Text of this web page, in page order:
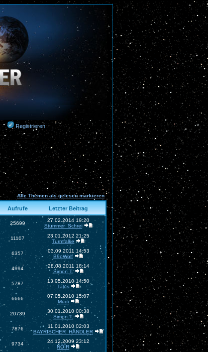
Registrieren
Alle Themen als gelesen markieren
Aufrufe
Letzter Beitrag
25699
27.02.2014 19:20
Stummer_Schrei
11107
23.01.2012 21:25
Turmfalke
6357
03.09.2011 14:53
B9oWolf
4994
28.08.2011 18:14
Simon T.
5787
13.05.2010 14:50
Talos
6666
07.05.2010 15:07
Mudi
20739
30.01.2010 00:38
Simon T.
7876
11.01.2010 02:03
BAYRISCHER_HÄNDLER
9734
24.12.2009 23:12
ÑÕÎR